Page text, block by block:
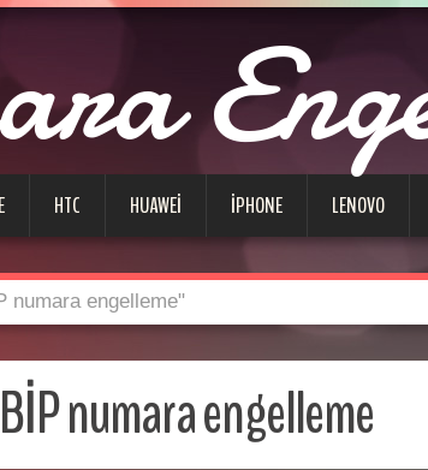
HTC HUAWEI IPHONE LENOVO
numara engelleme"
BİP numara engelleme